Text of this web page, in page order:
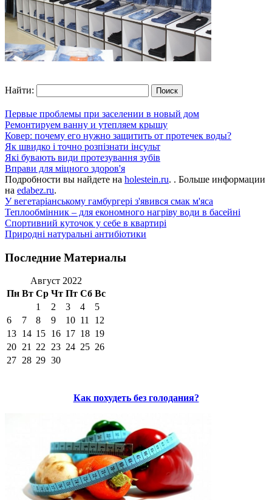
Найти:
Первые проблемы при заселении в новый дом
Ремонтируем ванну и утепляем крышу
Ковер: почему его нужно защитить от протечек воды?
Як швидко і точно розпізнати інсульт
Які бувають види протезування зубів
Вправи для міцного здоров'я
Подробности вы найдете на holestein.ru. . Больше информации
на edabez.ru.
У вегетаріанському гамбургері з'явився смак м'яса
Теплообмінник – для економного нагріву води в басейні
Спортивний куточок у себе в квартирі
Природні натуральні антибіотики
Последние Материалы
Август 2022
Пн Вт Ср Чт Пт Сб Вс
1
2 3 4
5
6
7 8 9 10 11
12
13 14 15 16 17 18 19
20 21 22 23 24 25 26
27 28 29 30
Как похудеть без голодания?